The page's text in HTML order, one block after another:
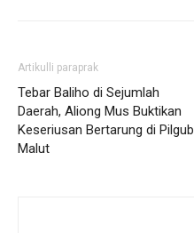
Artikulli paraprak
Tebar Baliho di Sejumlah
Daerah, Aliong Mus Buktikan
Keseriusan Bertarung di Pilgub
Malut